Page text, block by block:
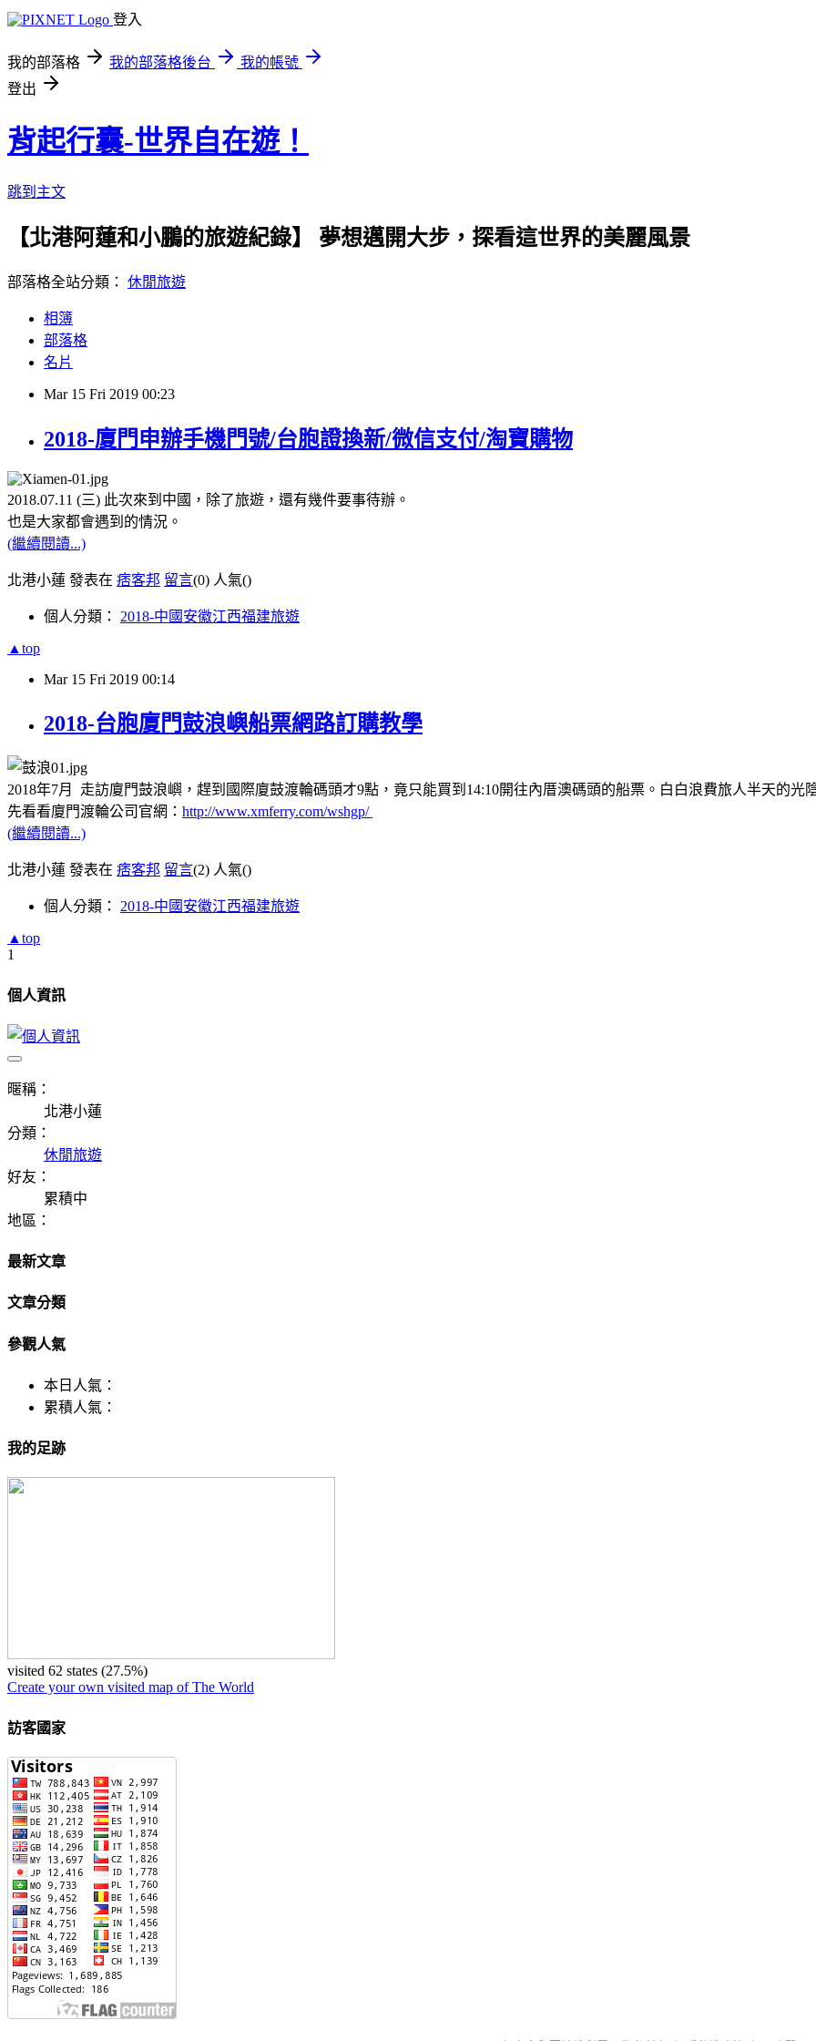
登入
我的部落格 我的部落格後台
我的帳號
登出
背起行囊-世界自在遊！
跳到主文
【北港阿蓮和小鵬的旅遊紀錄】 夢想邁開大步，探看這世界的美麗風景
部落格全站分類： 休閒旅遊
相簿
部落格
名片
Mar 15 Fri 2019 00:23
2018-廈門申辦手機門號/台胞證換新/微信支付/淘寶購物
2018.07.11 (三) 此次來到中國，除了旅遊，還有幾件要事待辦。
也是大家都會遇到的情況。
(繼續閱讀...)
北港小蓮 發表在 痞客邦 留言(0) 人氣()
個人分類： 2018-中國安徽江西福建旅遊
▲top
Mar 15 Fri 2019 00:14
2018-台胞廈門鼓浪嶼船票網路訂購教學
2018年7月 走訪廈門鼓浪嶼，趕到國際廈鼓渡輪碼頭才9點，竟只能買到14:10開往內厝澳碼頭的船票。白白浪費旅人半天的光
先看看廈門渡輪公司官網： http://www.xmferry.com/wshgp/
(繼續閱讀...)
北港小蓮 發表在 痞客邦 留言(2) 人氣()
個人分類： 2018-中國安徽江西福建旅遊
▲top
1
個人資訊
暱稱：
北港小蓮
分類：
休閒旅遊
好友：
累積中
地區：
最新文章
文章分類
參觀人氣
本日人氣：
累積人氣：
我的足跡
visited 62 states (27.5%)
Create your own visited map of The World
訪客國家